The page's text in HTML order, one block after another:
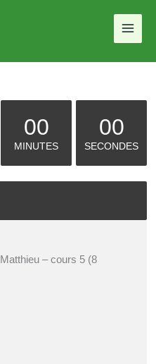
00
MINUTES
00
SECONDES
– cours 5 (8